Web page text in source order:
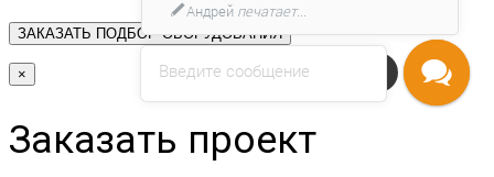
×
Заказать проект
Напишите нам
Введите сообщение
Андрейпечатает...